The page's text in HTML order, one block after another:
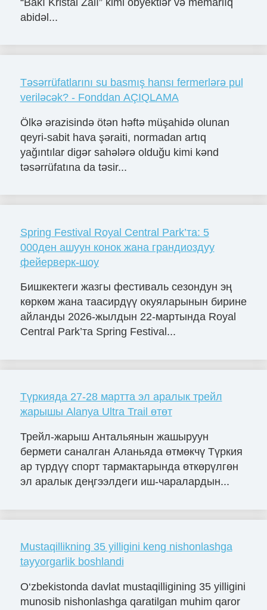
abidəl...
Təsərrüfatlarını su basmış hansı fermerlərə pul
veriləcək? - Fonddan AÇIQLAMA
Ölkə ərazisində ötən həftə müşahidə olunan
qeyri-sabit hava şəraiti, normadan artıq
yağıntılar digər sahələrə olduğu kimi kənd
təsərrüfatına da təsir...
Spring Festival Royal Central Park’та: 5
000ден ашуун конок жана грандиоздуу
фейерверк-шоу
Бишкектеги жазгы фестиваль сезондун эң
көркөм жана таасирдүү окуяларынын бирине
айланды 2026-жылдын 22-мартында Royal
Central Park’та Spring Festival...
Түркияда 27-28 мартта эл аралык трейл
жарышы Alanya Ultra Trail өтөт
Трейл-жарыш Антальянын жашыруун
бермети саналган Аланьяда өтмөкчү Түркия
ар түрдүү спорт тармактарында өткөрүлгөн
эл аралык деңгээлдеги иш-чаралардын...
Mustaqillikning 35 yilligini keng nishonlashga
tayyorgarlik boshlandi
O‘zbekistonda davlat mustaqilligining 35 yilligini
munosib nishonlashga qaratilgan muhim qaror